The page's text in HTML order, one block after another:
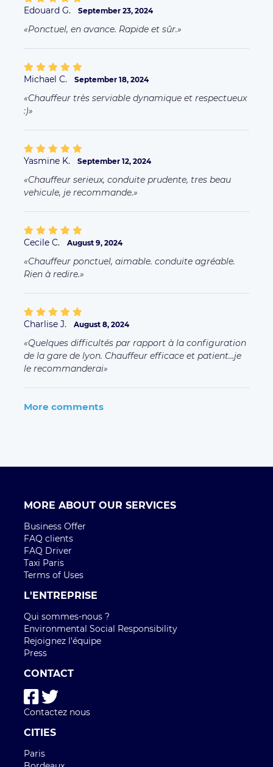
Edouard G. September 23, 2024
Ponctuel, en avance. Rapide et sûr.
Michael C. September 18, 2024
Chauffeur très serviable dynamique et respectueux
:)
Yasmine K. September 12, 2024
Chauffeur serieux, conduite prudente, tres beau
vehicule, je recommande.
Cecile C. August 9, 2024
Chauffeur ponctuel, aimable. conduite agréable.
Rien à redire.
Charlise J. August 8, 2024
Quelques difficultés par rapport à la configuration
de la gare de lyon. Chauffeur efficace et patient...je
le recommanderai
More comments
MORE ABOUT OUR SERVICES
Business Offer
FAQ clients
FAQ Driver
Taxi Paris
Terms of Uses
L'ENTREPRISE
Qui sommes-nous ?
Environmental Social Responsibility
Rejoignez l'équipe
Press
CONTACT
Contactez nous
CITIES
Paris